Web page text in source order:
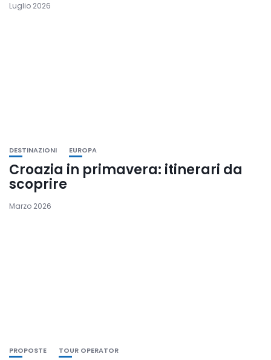
Luglio 2026
DESTINAZIONI EUROPA
Croazia in primavera: itinerari da
scoprire
Marzo 2026
PROPOSTE TOUR OPERATOR